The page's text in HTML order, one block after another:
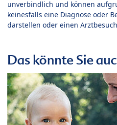
unverbindlich und können
keinesfalls eine Diagnose oder
darstellen oder einen
Das könnte Sie